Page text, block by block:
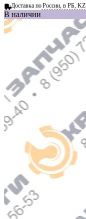
Доставка поРоссии, в РБ, KZ
В наличии